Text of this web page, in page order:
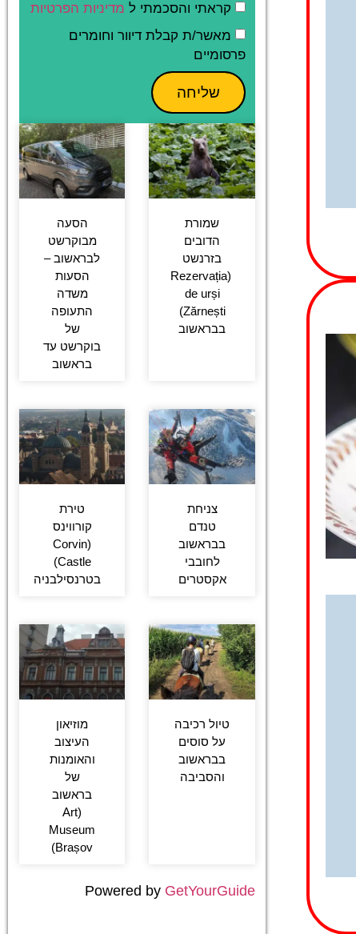
קראתי והסכמתי ל מדיניות הפרטיות
מאשר/ת קבלת דיוור וחומרים
פרסומיים
שליחה
שמורת
הדובים
בזרנשט
(Rezervația
de urși
Zărnești)
בבראשוב
הסעה
מבוקרשט
לבראשוב –
הסעות
משדה
התעופה
של
בוקרשט עד
בראשוב
צניחת
טנדם
בבראשוב
לחובבי
אקסטרים
טירת
קורווינס
(Corvin
Castle)
בטרנסילבניה
טיול רכיבה
על סוסים
בבראשוב
והסביבה
מוזיאון
העיצוב
והאומנות
של
בראשוב
(Art
Museum
Brașov)
Powered by GetYourGuide